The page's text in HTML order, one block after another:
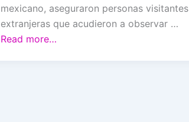
mexicano, aseguraron personas visitantes
extranjeras que acudieron a observar …
Read more…